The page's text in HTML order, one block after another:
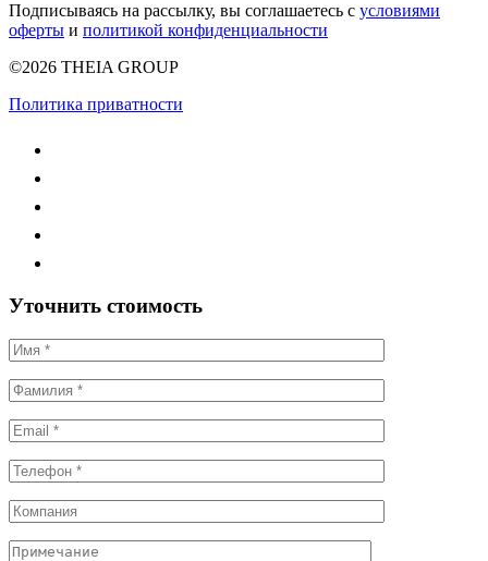
Подписываясь на рассылку, вы соглашаетесь с условиями
оферты и политикой конфиденциальности
©2026 THEIA GROUP
Политика приватности
Уточнить стоимость